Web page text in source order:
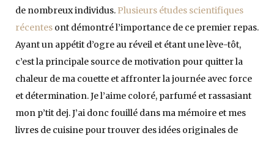
de nombreux individus. Plusieurs études scientifiques
récentes ont démontré l’importance de ce premier repas.
Ayant un appétit d’ogre au réveil et étant une lève-tôt,
c’est la principale source de motivation pour quitter la
chaleur de ma couette et affronter la journée avec force
et détermination. Je l’aime coloré, parfumé et rassasiant
mon p’tit dej. J’ai donc fouillé dans ma mémoire et mes
livres de cuisine pour trouver des idées originales de